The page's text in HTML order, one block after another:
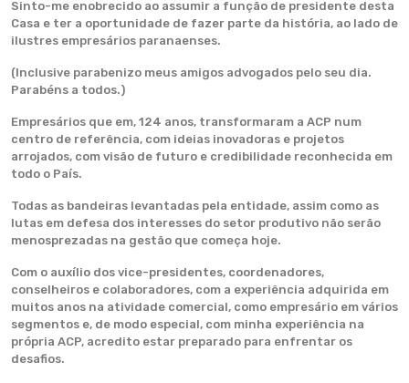
Sinto-me enobrecido ao assumir a função de presidente desta
Casa e ter a oportunidade de fazer parte da história, ao lado de
ilustres empresários paranaenses.
(Inclusive parabenizo meus amigos advogados pelo seu dia.
Parabéns a todos.)
Empresários que em, 124 anos, transformaram a ACP num
centro de referência, com ideias inovadoras e projetos
arrojados, com visão de futuro e credibilidade reconhecida em
todo o País.
Todas as bandeiras levantadas pela entidade, assim como as
lutas em defesa dos interesses do setor produtivo não serão
menosprezadas na gestão que começa hoje.
Com o auxílio dos vice-presidentes, coordenadores,
conselheiros e colaboradores, com a experiência adquirida em
muitos anos na atividade comercial, como empresário em vários
segmentos e, de modo especial, com minha experiência na
própria ACP, acredito estar preparado para enfrentar os
desafios.